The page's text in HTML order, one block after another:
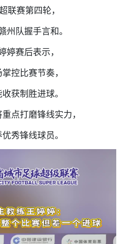
联赛第四轮，
州队握手言和。
婷赛后表示，
控比赛节奏，
获制胜进球。
点打磨锋线实力，
秀锋线球员。